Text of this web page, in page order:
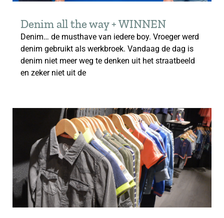
Denim all the way + WINNEN
Denim… de musthave van iedere boy. Vroeger werd
denim gebruikt als werkbroek. Vandaag de dag is
denim niet meer weg te denken uit het straatbeeld
en zeker niet uit de